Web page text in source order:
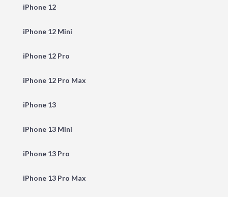
iPhone 12
iPhone 12 Mini
iPhone 12 Pro
iPhone 12 Pro Max
iPhone 13
iPhone 13 Mini
iPhone 13 Pro
iPhone 13 Pro Max